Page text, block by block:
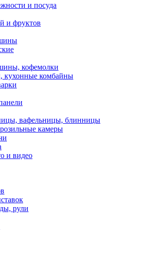
и посуда
и фруктов
кофемолки
кухонные комбайны
вафельницы, блинницы
камеры
и видео
рули